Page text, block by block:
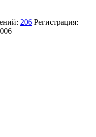
206 Регистрация: